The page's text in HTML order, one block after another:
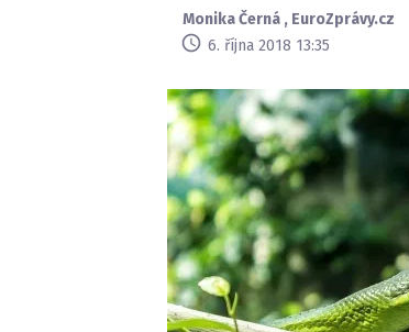
Monika Černá , EuroZprávy.cz
6. října 2018 13:35